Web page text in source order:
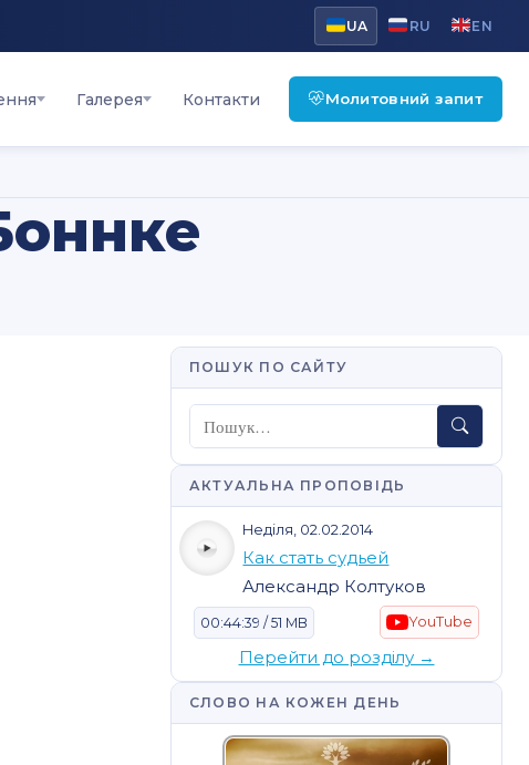
UA RU EN
Галерея Контакти Молитовний запит
ПОШУК ПО САЙТУ
Пошук
АКТУАЛЬНА ПРОПОВІДЬ
Неділя, 02.02.2014
Как стать судьей
Александр Колтуков
00:44:39 / 51 MB YouTube
Перейти до розділу →
СЛОВО НА КОЖЕН ДЕНЬ